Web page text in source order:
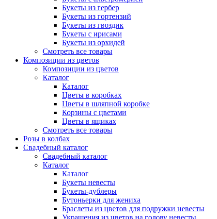
Букеты из гербер
Букеты из гортензий
Букеты из гвоздик
Букеты с ирисами
Букеты из орхидей
Смотреть все товары
Композиции из цветов
Композиции из цветов
Каталог
Каталог
Цветы в коробках
Цветы в шляпной коробке
Корзины с цветами
Цветы в ящиках
Смотреть все товары
Розы в колбах
Свадебный каталог
Свадебный каталог
Каталог
Каталог
Букеты невесты
Букеты-дублеры
Бутоньерки для жениха
Браслеты из цветов для подружки невесты